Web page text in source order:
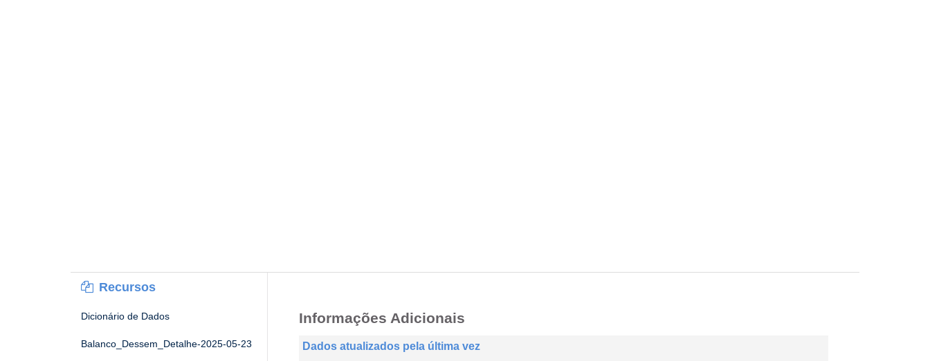
Recursos
Dicionário de Dados
Balanco_Dessem_Detalhe-2025-05-23
Informações Adicionais
Dados atualizados pela última vez